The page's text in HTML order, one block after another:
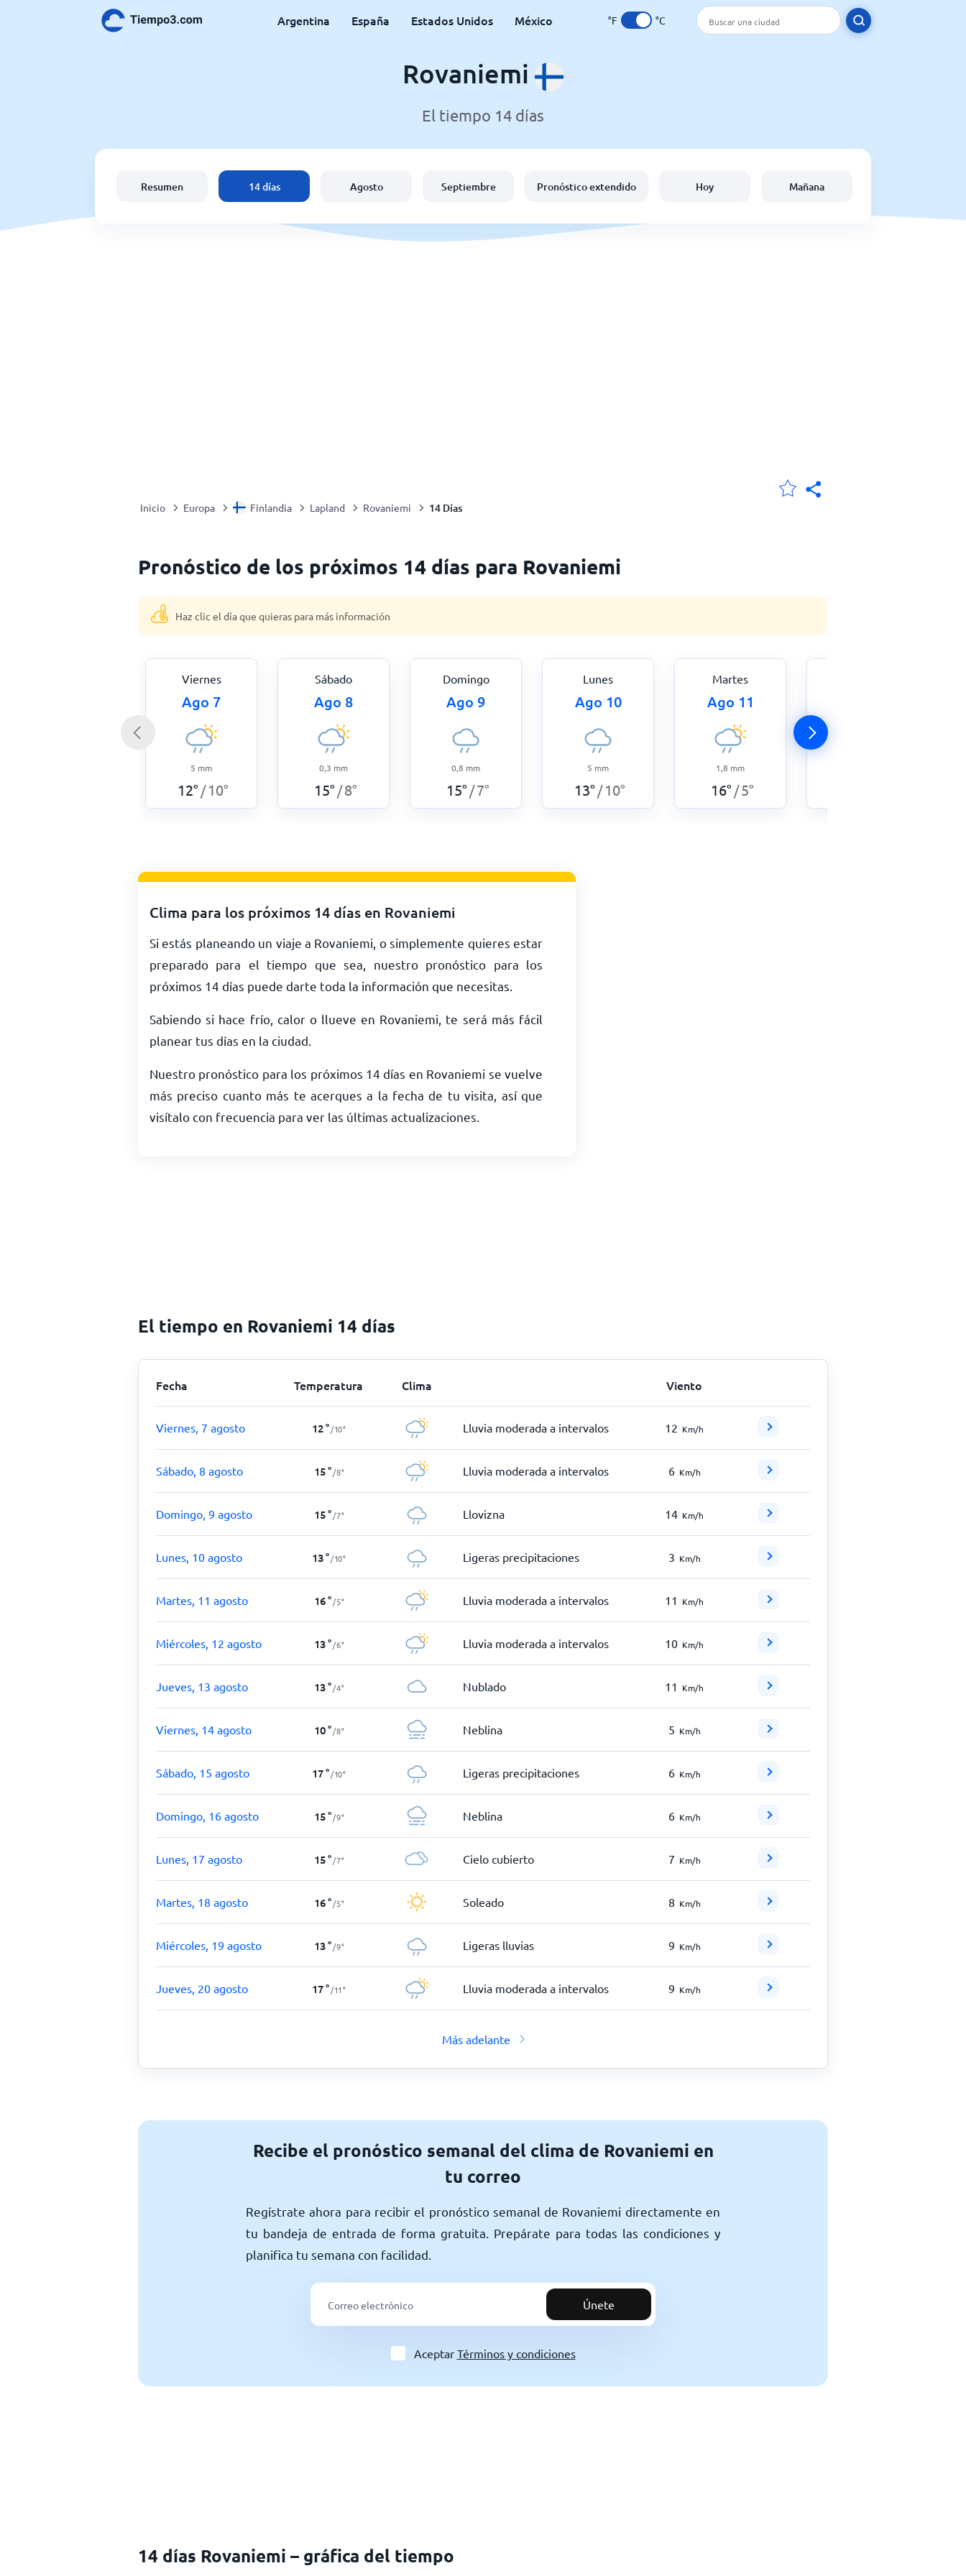
Argentina España Estados Unidos México °F °C
Rovaniemi
El tiempo 14 días
Resumen 14 días Agosto Septiembre Pronóstico extendido Hoy Mañana
Inicio Europa Finlandia Lapland Rovaniemi 14 Días
Pronóstico de los próximos 14 días para Rovaniemi
Haz clic el día que quieras para más información
Viernes
Ago 7
5 mm
12° / 10°
Sábado
Ago 8
0,3 mm
15° /8°
Domingo
Ago 9
0,8 mm
15° /7°
Lunes
Ago 10
5 mm
13° / 10°
Martes
Ago 11
1,8 mm
16° /5°
Clima para los próximos 14 días en Rovaniemi
Si estás planeando un viaje a Rovaniemi, o simplemente quieres estar
preparado para el tiempo que sea, nuestro pronóstico para los
próximos 14 días puede darte toda la información que necesitas.
Sabiendo si hace frío, calor o llueve en Rovaniemi, te será más fácil
planear tus días en la ciudad.
Nuestro pronóstico para los próximos 14 días en Rovaniemi se vuelve
más preciso cuanto más te acerques a la fecha de tu visita, así que
visítalo con frecuencia para ver las últimas actualizaciones.
El tiempo en Rovaniemi 14 días
Fecha Temperatura Clima Viento
Viernes, 7 agosto 12° /10° Lluvia moderada a intervalos 12 Km/h
Sábado, 8 agosto 15° /8° Lluvia moderada a intervalos 6 Km/h
Domingo, 9 agosto 15° /7° Llovizna 14 Km/h
Lunes, 10 agosto 13° /10° Ligeras precipitaciones 3 Km/h
Martes, 11 agosto 16° /5° Lluvia moderada a intervalos 11 Km/h
Miércoles, 12 agosto 13° /6° Lluvia moderada a intervalos 10 Km/h
Jueves, 13 agosto 13° /4° Nublado 11 Km/h
Viernes, 14 agosto 10° /8° Neblina 5 Km/h
Sábado, 15 agosto 17° /10° Ligeras precipitaciones 6 Km/h
Domingo, 16 agosto 15° /9° Neblina 6 Km/h
Lunes, 17 agosto 15° /7° Cielo cubierto 7 Km/h
Martes, 18 agosto 16° /5° Soleado 8 Km/h
Miércoles, 19 agosto 13° /9° Ligeras lluvias 9 Km/h
Jueves, 20 agosto 17° /11° Lluvia moderada a intervalos 9 Km/h
Más adelante
Recibe el pronóstico semanal del clima de Rovaniemi en
tu correo
Regístrate ahora para recibir el pronóstico semanal de Rovaniemi directamente en
tu bandeja de entrada de forma gratuita. Prepárate para todas las condiciones y
planifica tu semana con facilidad.
Únete
Aceptar Términos y condiciones
14 días Rovaniemi – gráfica del tiempo